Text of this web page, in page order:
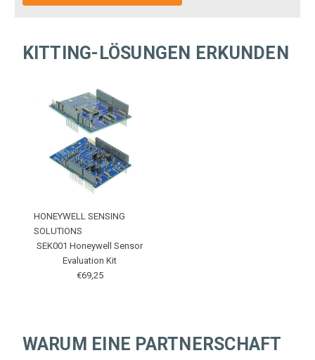
KITTING-LÖSUNGEN ERKUNDEN
HONEYWELL SENSING
SOLUTIONS
SEK001 Honeywell Sensor
Evaluation Kit
€69,25
WARUM EINE PARTNERSCHAFT